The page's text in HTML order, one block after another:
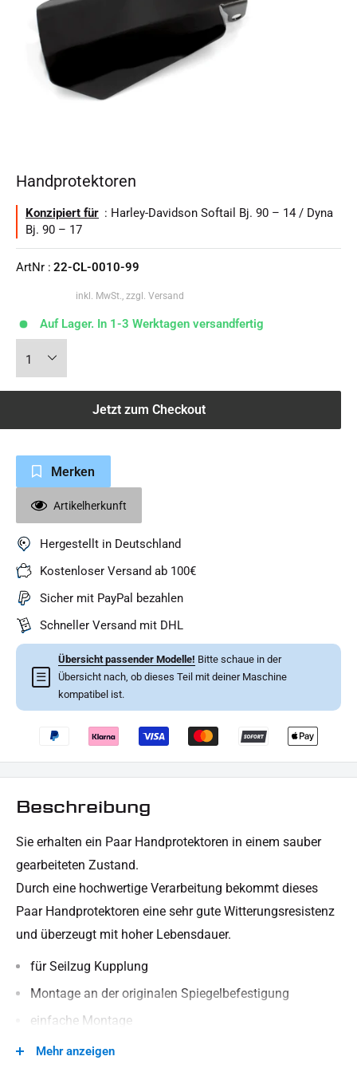
Handprotektoren
Konzipiert für : Harley-Davidson Softail Bj. 90 – 14 / Dyna
Bj. 90 – 17
ArtNr : 22-CL-0010-99
inkl. MwSt., zzgl. Versand
Auf Lager. In 1-3 Werktagen versandfertig
Jetzt zum Checkout
Merken
Artikelherkunft
Hergestellt in Deutschland
Kostenloser Versand ab 100€
Sicher mit PayPal bezahlen
Schneller Versand mit DHL
☰
Übersicht passender Modelle! Bitte schaue in der
Übersicht nach, ob dieses Teil mit deiner Maschine
kompatibel ist.
Beschreibung
Sie erhalten ein Paar Handprotektoren in einem sauber
gearbeiteten Zustand.
Durch eine hochwertige Verarbeitung bekommt dieses
Paar Handprotektoren eine sehr gute Witterungsresistenz
und überzeugt mit hoher Lebensdauer.
für Seilzug Kupplung
Montage an deroriginalen Spiegelbefestigung
einfache Montage
besteht aus robusten und stabilen Material (ST)
Mehr anzeigen